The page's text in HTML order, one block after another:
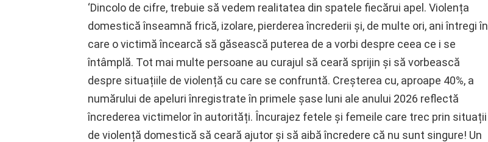
‘Dincolo de cifre, trebuie să vedem realitatea din spatele fiecărui apel. Violența
domestică înseamnă frică, izolare, pierderea încrederii și, de multe ori, ani întregi în
care o victimă încearcă să găsească puterea de a vorbi despre ceea ce i se
întâmplă. Tot mai multe persoane au curajul să ceară sprijin și să vorbească
despre situațiile de violență cu care se confruntă. Creșterea cu, aproape 40%, a
numărului de apeluri înregistrate în primele șase luni ale anului 2026 reflectă
încrederea victimelor în autorități. Încurajez fetele și femeile care trec prin situații
de violență domestică să ceară ajutor și să aibă încredere că nu sunt singure! Un